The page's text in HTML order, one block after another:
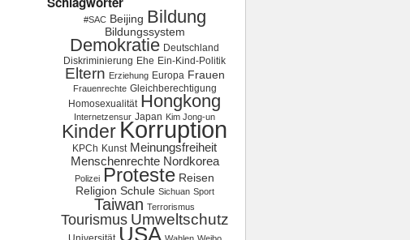
#SAC Beijing Bildung
Bildungssystem
Demokratie Deutschland
Diskriminierung Ehe Ein-Kind-Politik
Eltern Erziehung Europa Frauen
Frauenrechte Gleichberechtigung
Homosexualität Hongkong
Internetzensur Japan Kim Jong-un
KinderKorruption
KPCh Kunst Meinungsfreiheit
Menschenrechte Nordkorea
Polizei Proteste Reisen
Religion Schule Sichuan Sport
Taiwan Terrorismus
Tourismus Umweltschutz
USA